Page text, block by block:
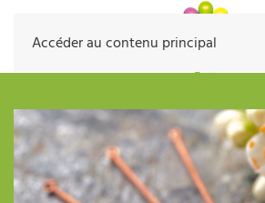
Accéder au contenu principal